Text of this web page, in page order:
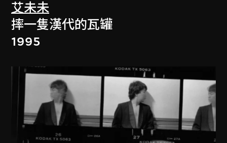
艾未未
摔一隻漢代的瓦罐
1995